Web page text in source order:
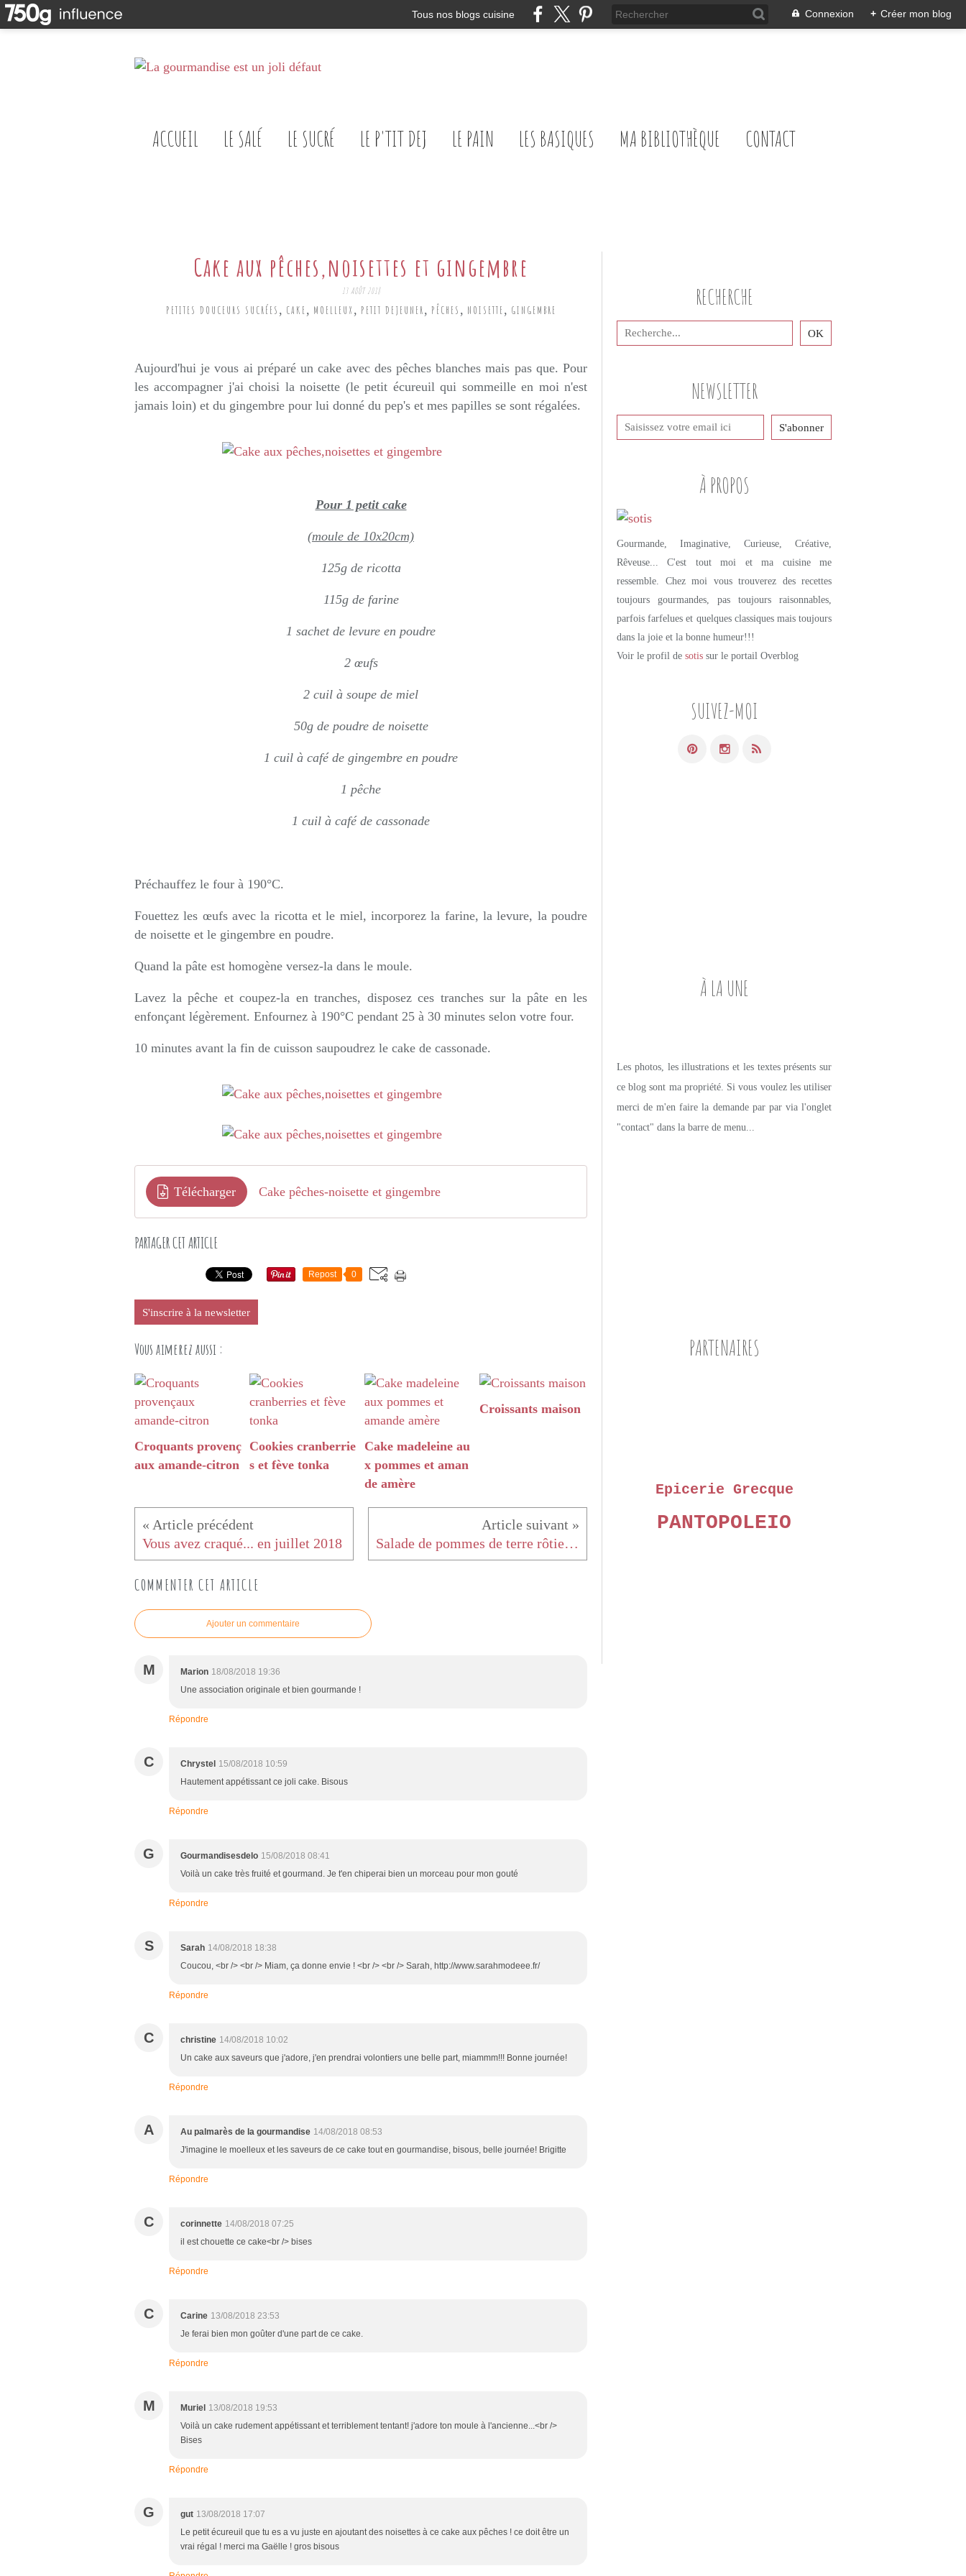
Tous nos blogs cuisine Connexion + Créer mon blog
ACCUEIL LE SALÉ LE SUCRÉ LE P'TIT DEJ LE PAIN LES BASIQUES MA BIBLIOTHÈQUE CONTACT
Cake aux pêches,noisettes et gingembre
13 AOÛT 2018
PETITES DOUCEURS SUCRÉES , CAKE, MOELLEUX , PETIT DEJEUNER, PÊCHES , NOISETTE, GINGEMBRE
Aujourd'hui je vous ai préparé un cake avec des pêches blanches mais pas que. Pour
les accompagner j'ai choisi la noisette (le petit écureuil qui sommeille en moi n'est
jamais loin) et du gingembre pour lui donné du pep's et mes papilles se sont régalées.
Pour 1 petit cake
(moule de 10x20cm)
125g de ricotta
115g de farine
1 sachet de levure en poudre
2 œufs
2 cuil à soupe de miel
50g de poudre de noisette
1 cuil à café de gingembre en poudre
1 pêche
1 cuil à café de cassonade
Préchauffez le four à 190°C.
Fouettez les œufs avec la ricotta et le miel, incorporez la farine, la levure, la poudre
de noisette et le gingembre en poudre.
Quand la pâte est homogène versez-la dans le moule.
Lavez la pêche et coupez-la en tranches, disposez ces tranches sur la pâte en les
enfonçant légèrement. Enfournez à 190°C pendant 25 à 30 minutes selon votre four.
10 minutes avant la fin de cuisson saupoudrez le cake de cassonade.
Télécharger Cake pêches-noisette et gingembre
PARTAGER CET ARTICLE
Repost 0
S'inscrire à la newsletter
Vous aimerez aussi :
Croquants provenç
aux amande-citron
Cookies cranberrie
s et fève tonka
Cake madeleine au
x pommes et aman
de amère
Croissants maison
Vous avez craqué... en juillet 2018 Salade de pommes de terre rôties au miel et moutarde
COMMENTER CET ARTICLE
Ajouter un commentaire
M Marion 18/08/2018 19:36
Une association originale et bien gourmande !
Répondre
C Chrystel 15/08/2018 10:59
Hautement appétissant ce joli cake. Bisous
Répondre
G Gourmandisesdelo 15/08/2018 08:41
Voilà un cake très fruité et gourmand. Je t'en chiperai bien un morceau pour mon gouté
Répondre
S Sarah 14/08/2018 18:38
Coucou, <br /> <br /> Miam, ça donne envie ! <br /> <br /> Sarah, http://www.sarahmodeee.fr/
Répondre
C christine 14/08/2018 10:02
Un cake aux saveurs que j'adore, j'en prendrai volontiers une belle part, miammm!!! Bonne journée!
Répondre
A Au palmarès de la gourmandise 14/08/2018 08:53
J'imagine le moelleux et les saveurs de ce cake tout en gourmandise, bisous, belle journée! Brigitte
Répondre
C corinnette 14/08/2018 07:25
il est chouette ce cake<br /> bises
Répondre
C Carine 13/08/2018 23:53
Je ferai bien mon goûter d'une part de ce cake.
Répondre
M Muriel 13/08/2018 19:53
Voilà un cake rudement appétissant et terriblement tentant! j'adore ton moule à l'ancienne...<br />
Bises
Répondre
G gut 13/08/2018 17:07
Le petit écureuil que tu es a vu juste en ajoutant des noisettes à ce cake aux pêches ! ce doit être un
vrai régal ! merci ma Gaëlle ! gros bisous
NEWSLETTER
SUIVEZ-MOI
RECHERCHE
À PROPOS
Gourmande, Imaginative, Curieuse, Créative,
Rêveuse... C'est tout moi et ma cuisine me
ressemble. Chez moi vous trouverez des recettes
toujours gourmandes, pas toujours raisonnables,
parfois farfelues et quelques classiques mais toujours
dans la joie et la bonne humeur!!!
Voir le profil de sotis sur le portail Overblog
À LA UNE
Les photos, les illustrations et les textes présents sur
ce blog sont ma propriété. Si vous voulez les utiliser
merci de m'en faire la demande par par via l'onglet
"contact" dans la barre de menu...
PARTENAIRES
Epicerie Grecque
PANTOPOLEIO